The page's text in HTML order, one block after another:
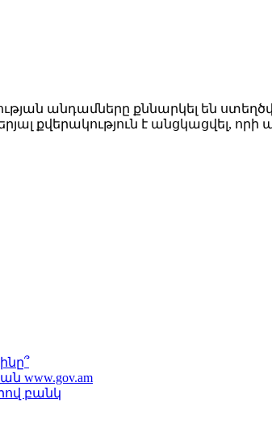
անդամները քննարկել են
է անցկացվել, որի
www.gov.am
բանկ